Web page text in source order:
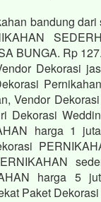
bandung dari
BUNGA. Rp
Dekorasi
Vendor
Dekorasi
harga 1
harga 5
Paket